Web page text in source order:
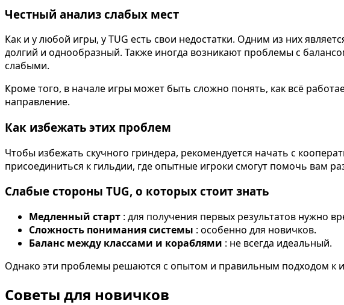
Честный анализ слабых мест
Как и у любой игры, у TUG есть свои недостатки. Одним из них
долгий и однообразный. Также иногда возникают проблемы с
слабыми.
Кроме того, в начале игры может быть сложно понять, как всё
направление.
Как избежать этих проблем
Чтобы избежать скучного гриндера, рекомендуется начать с
присоединиться к гильдии, где опытные игроки смогут помочь вам
Слабые стороны TUG, о которых стоит знать
Медленный старт : для получения первых результатов нужно
Сложность понимания системы : особенно для новичков.
Баланс между классами и кораблями : не всегда идеальный.
Однако эти проблемы решаются с опытом и правильным подходом к
Советы для новичков